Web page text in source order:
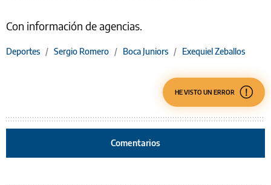
Con información de agencias.
Deportes / Sergio Romero / Boca Juniors / Exequiel Zeballos
HE VISTO UN ERROR
Comentarios